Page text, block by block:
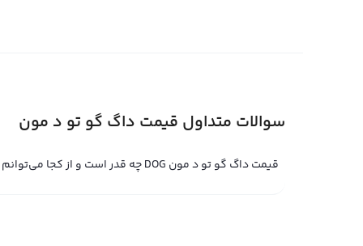
علاقه و توجه سرمایه گذاران، قیمت لحظه ای داگ گو تو د مون
سوالات متداول قیمت داگ گو تو د مون
قیمت داگ گو تو د مون DOG چه قدر است و از کجا می‌توانم مشاهده کنم؟